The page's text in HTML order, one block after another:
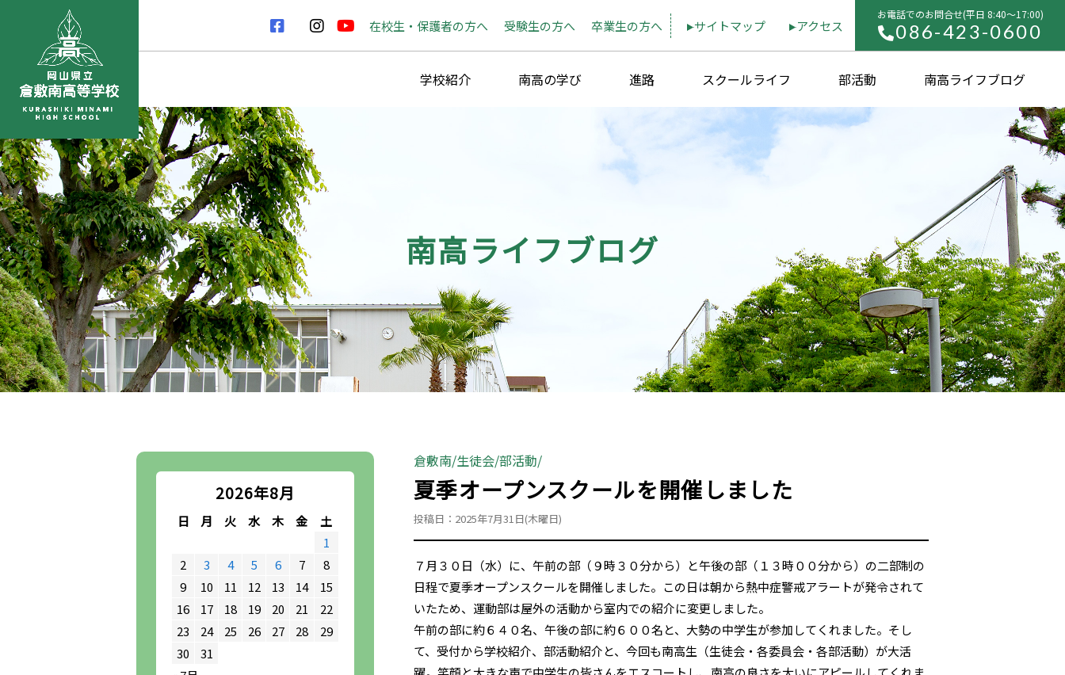
在校生・保護者の方へ 受験生の方へ 卒業生の方へ サイトマップ アクセス
お電話でのお問合せ(平⽇ 8:40〜17:00)
086-423-0600
学校紹介 南高の学び 進路 スクールライフ 部活動 南高ライフブログ
南高ライフブログ
2026年8月
日 月 火 水 木 金
土
1
2
3 4 5 6 7
8
9
10 11 12 13 14
15
16
17 18 19 20 21
22
23
24 25 26 27 28
29
30
31
倉敷南 生徒会 部活動
夏季オープンスクールを開催しました
投稿日：2025年7月31日(木曜日)
７月３０日（水）に、午前の部（９時３０分から）と午後の部（１３時００分から）の二部制の
日程で夏季オープンスクールを開催しました。この日は朝から熱中症警戒アラートが発令されて
いたため、運動部は屋外の活動から室内での紹介に変更しました。
午前の部に約６４０名、午後の部に約６００名と、大勢の中学生が参加してくれました。そし
て、受付から学校紹介、部活動紹介と、今回も南高生（生徒会・各委員会・各部活動）が大活